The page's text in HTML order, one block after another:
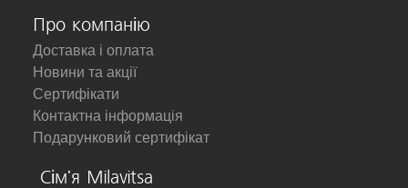
Про компанію
Доставка і оплата
Новини та акції
Сертифікати
Контактна інформація
Подарунковий сертифікат
Сім'я Milavitsa